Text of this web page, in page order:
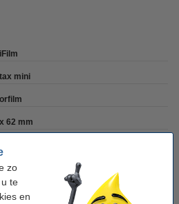
zo
te
en
mini
62 mm